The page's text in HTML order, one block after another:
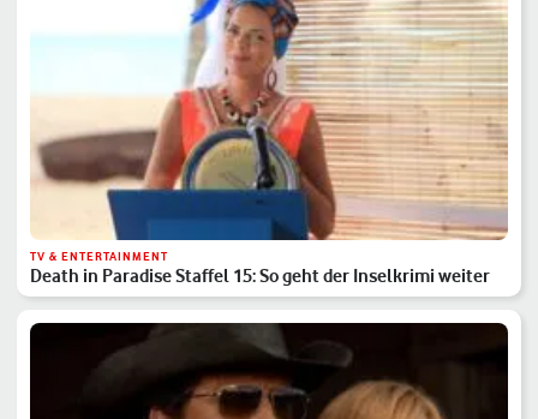
TV & ENTERTAINMENT
Death in Paradise Staffel 15: So geht der Inselkrimi weiter